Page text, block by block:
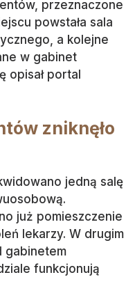
przeznaczone
powstała sala
a kolejne
w gabinet
opisał portal
zniknęło
jedną salę
już pomieszczenie
lekarzy. W drugim
gabinetem
funkcjonują